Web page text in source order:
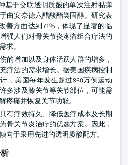
基于交联透明质酸的单次注射黏弹
曲安奈德六醋酸酯类固醇。研究表
善方面达到71%，体现了显著的临
强人们对骨关节炎疼痛组合疗法的
求。
的增加以及身体活跃人群的增多，
疗法的需求增长。据美国疾病控制
，美国每年发生超过860万例运动
多涉及膝关节等关节部位，可能需
疼痛并恢复关节功能。
有疗效持久、降低医疗成本及长期
骨关节炎治疗的优选方案。因此，
向于采用先进的透明质酸配方。